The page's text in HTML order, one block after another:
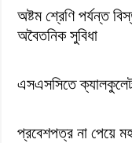
অষ্টম শ্রেণি পর্যন্ত
অবৈতনিক সুবিধা
এসএসসিতে
প্রবেশপত্র না পেয়ে